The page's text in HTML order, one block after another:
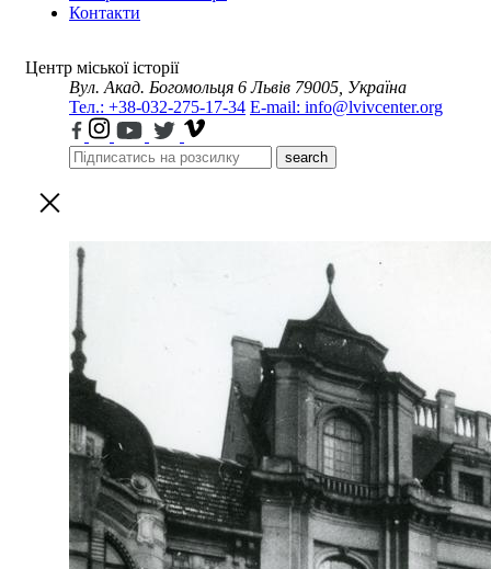
Контакти
Центр міської історії
Вул. Акад. Богомольця 6 Львів 79005, Україна
Тел.: +38-032-275-17-34 E-mail: info@lvivcenter.org
search